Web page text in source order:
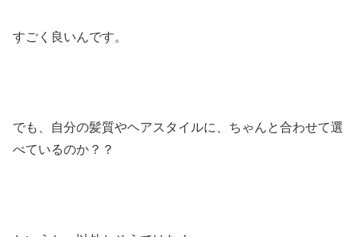
すごく良いんです。
でも、自分の髪質やヘアスタイルに、ちゃんと合わせて選
べているのか？？